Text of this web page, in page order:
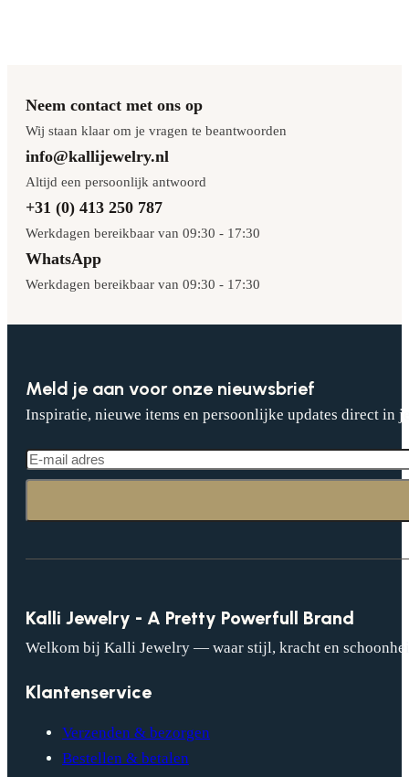
Neem contact met ons op
Wij staan klaar om je vragen te beantwoorden
info@kallijewelry.nl
Altijd een persoonlijk antwoord
+31 (0) 413 250 787
Werkdagen bereikbaar van 09:30 - 17:30
WhatsApp
Werkdagen bereikbaar van 09:30 - 17:30
Meld je aan voor onze nieuwsbrief
Inspiratie, nieuwe items en persoonlijke updates direct in
Kalli Jewelry - A Pretty Powerfull Brand
Welkom bij Kalli Jewelry — waar stijl, kracht en
Klantenservice
Verzenden & bezorgen
Bestellen & betalen